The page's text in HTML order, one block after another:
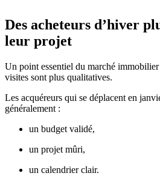
Des acheteurs d’hiver
leur projet
Un point essentiel du marché
visites sont plus qualitatives.
Les acquéreurs qui se déplacent en
généralement :
un budget validé,
un projet mûri,
un calendrier clair.